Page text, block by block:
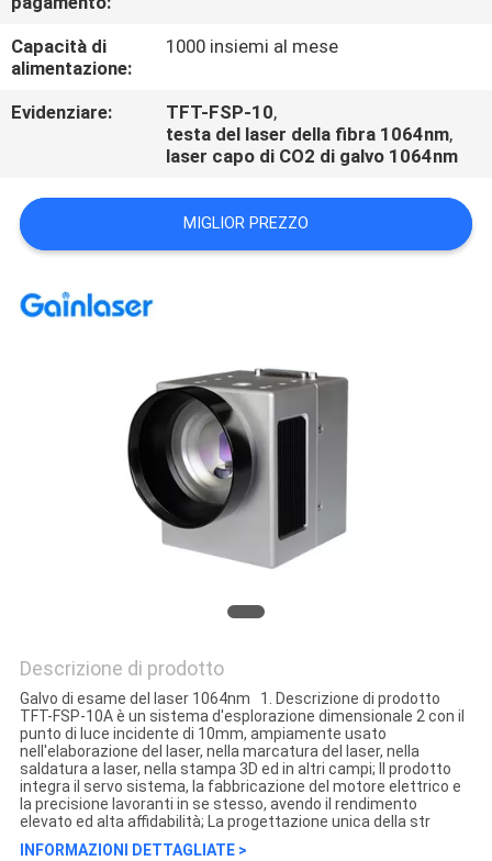
UNA
CITAZIONE
Capacità di
alimentazione:
1000 insiemi al mese
Evidenziare: TFT-FSP-10,
testa del laser della fibra 1064nm,
laser capo di CO2 di galvo 1064nm
MIGLIOR PREZZO
Descrizione di prodotto
Galvo di esame del laser 1064nm 1. Descrizione di prodotto
TFT-FSP-10A è un sistema d'esplorazione dimensionale 2 con il
punto di luce incidente di 10mm, ampiamente usato
nell'elaborazione del laser, nella marcatura del laser, nella
saldatura a laser, nella stampa 3D ed in altri campi; Il prodotto
integra il servo sistema, la fabbricazione del motore elettrico e
la precisione lavoranti in se stesso, avendo il rendimento
elevato ed alta affidabilità; La progettazione unica della str
INFORMAZIONI DETTAGLIATE >